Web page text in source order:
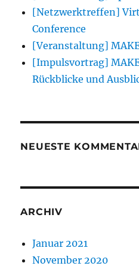
[Netzwerktreffen]
Conference
[Veranstaltung]
[Impulsvortrag]
Rückblicke und
NEUESTE
ARCHIV
Januar 2021
November 2020